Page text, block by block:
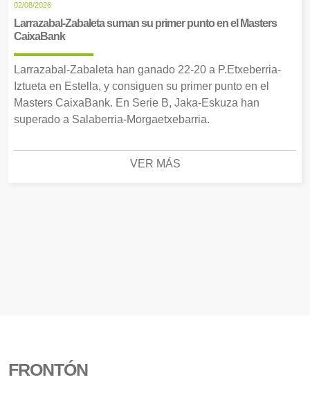
02/08/2026
Larrazabal-Zabaleta suman su primer punto en el Masters
CaixaBank
Larrazabal-Zabaleta han ganado 22-20 a P.Etxeberria-
Iztueta en Estella, y consiguen su primer punto en el
Masters CaixaBank. En Serie B, Jaka-Eskuza han
superado a Salaberria-Morgaetxebarria.
VER MÁS
FRONTÓN